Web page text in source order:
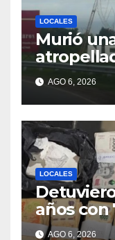
LOCALES
Murió
AGO 6, 2026
LOCALES
años con
cocaína
AGO 6, 2026